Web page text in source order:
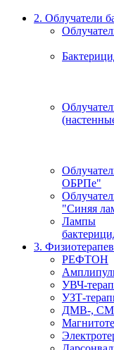
2. Облучатели
ОБРПе"
"Синяя
Лампы
3.
РЕФТОН
УВЧ-
УЗТ-
ДМВ-,